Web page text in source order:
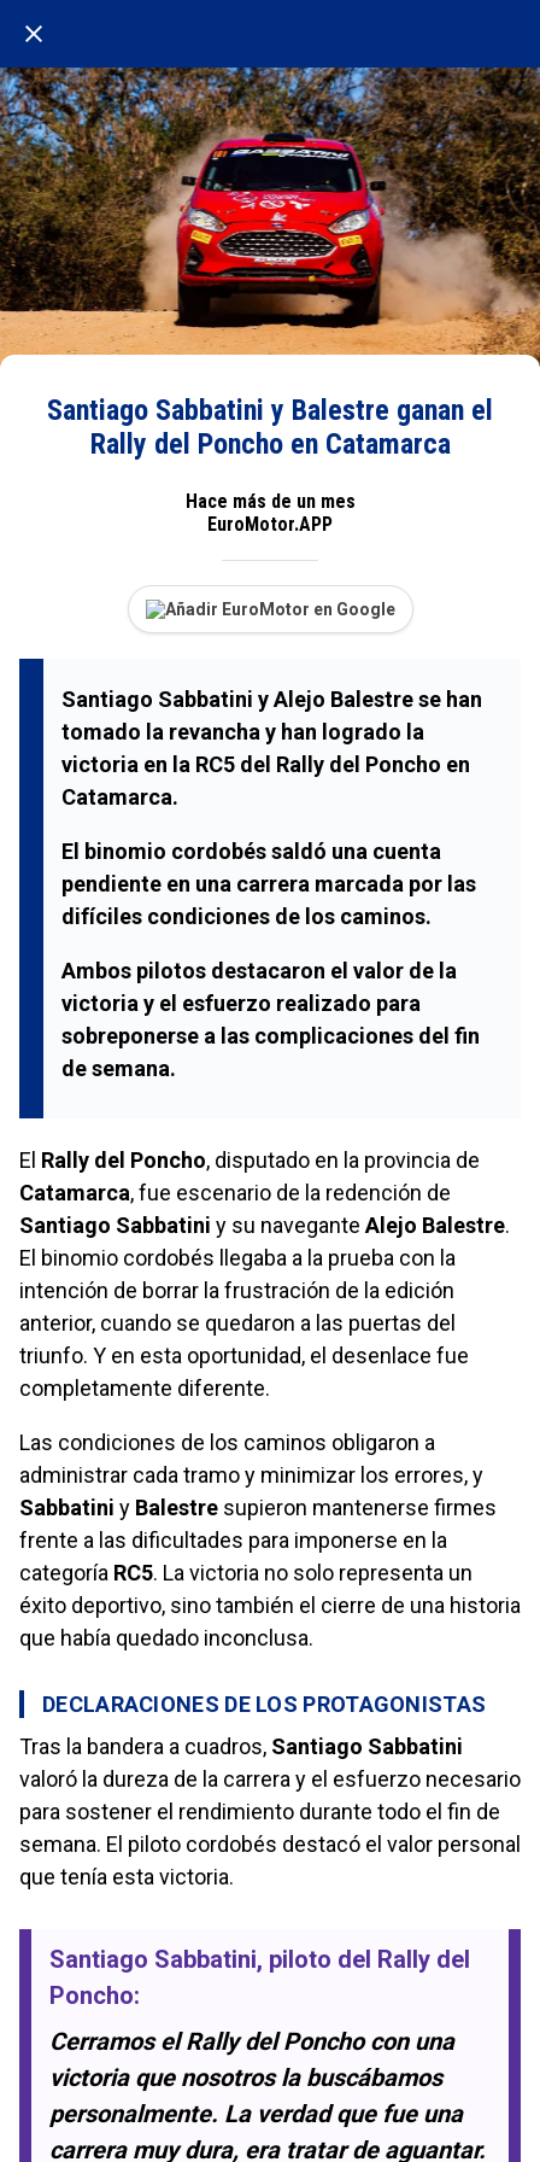
Santiago Sabbatini y Balestre ganan el
Rally del Poncho en Catamarca
Hace más de un mes
EuroMotor.APP
Añadir EuroMotor en Google
Santiago Sabbatini yAlejo Balestrese han
tomado la revancha y han logrado la
victoria en la RC5 del Rally del Poncho en
Catamarca.
El binomio cordobés saldó una cuenta
pendiente en una carrera marcada por las
difíciles condiciones de los caminos.
Ambos pilotos destacaron el valor de la
victoria y el esfuerzo realizado para
sobreponerse a las complicaciones del fin
de semana.
El Rally del Poncho, disputado en la provincia de
Catamarca, fue escenario de la redención de
Santiago Sabbatini y su navegante Alejo Balestre.
El binomio cordobés llegaba a la prueba con la
intención de borrar la frustración de la edición
anterior, cuando se quedaron a las puertas del
triunfo. Y en esta oportunidad, el desenlace fue
completamente diferente.
Las condiciones de los caminos obligaron a
administrar cada tramo y minimizar los errores, y
Sabbatini y Balestre supieron mantenerse firmes
frente a las dificultades para imponerse en la
categoría RC5. La victoria no solo representa un
éxito deportivo, sino también el cierre de una historia
que había quedado inconclusa.
DECLARACIONES DE LOS PROTAGONISTAS
Tras la bandera a cuadros, Santiago Sabbatini
valoró la dureza de la carrera y el esfuerzo necesario
para sostener el rendimiento durante todo el fin de
semana. El piloto cordobés destacó el valor personal
que tenía esta victoria.
Santiago Sabbatini, piloto del Rally del
Poncho:
Cerramos el Rally del Poncho con una
victoria que nosotros la buscábamos
personalmente. La verdad que fue una
carrera muy dura, era tratar de aguantar.